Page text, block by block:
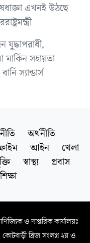
এখনই উঠছে
সহায়তা
স্যান্ডার্স
অর্থনীতি
আইন
খেলা
স্বাস্থ্য
প্রবাস
শিক্ষা
ও দাপ্তরিক কার্যালয়ঃ
ব্রিজ সংলগ্ন ২য় ও